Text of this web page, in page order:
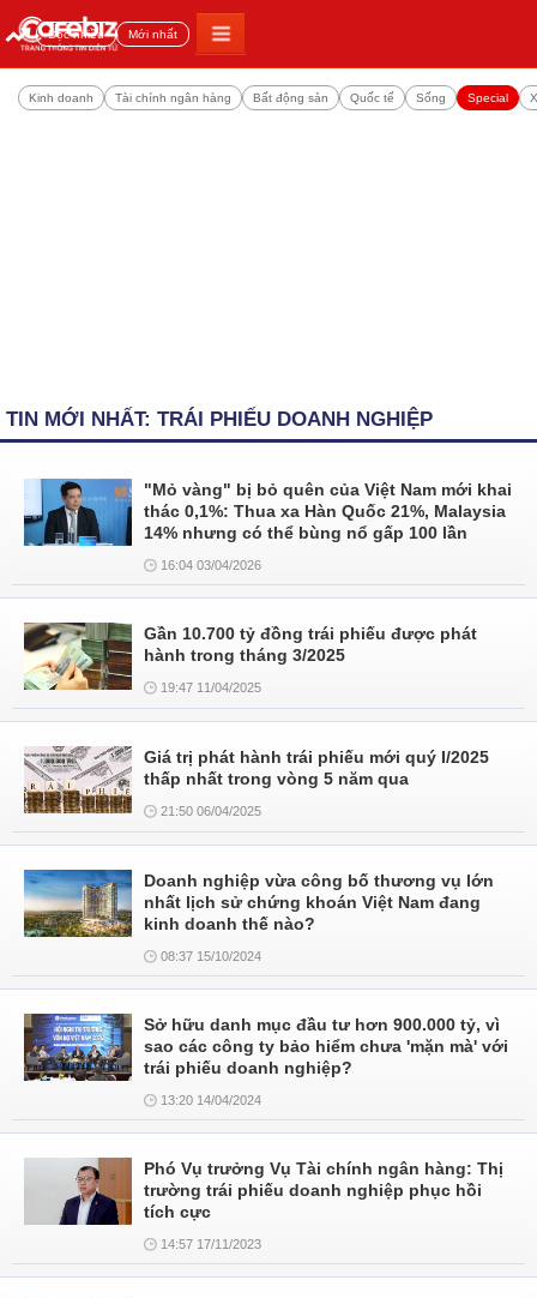
Đọc nhiều Mới nhất
Kinh doanh Tài chính ngân hàng Bất động sản Quốc tế Sống Special
TIN MỚI NHẤT: TRÁI PHIẾU DOANH NGHIỆP
"Mỏ vàng" bị bỏ quên của Việt Nam mới khai
thác 0,1%: Thua xa Hàn Quốc 21%, Malaysia
14% nhưng có thể bùng nổ gấp 100 lần
16:04 03/04/2026
Gần 10.700 tỷ đồng trái phiếu được phát
hành trong tháng 3/2025
19:47 11/04/2025
Giá trị phát hành trái phiếu mới quý I/2025
thấp nhất trong vòng 5 năm qua
21:50 06/04/2025
Doanh nghiệp vừa công bố thương vụ lớn
nhất lịch sử chứng khoán Việt Nam đang
kinh doanh thế nào?
08:37 15/10/2024
Sở hữu danh mục đầu tư hơn 900.000 tỷ, vì
sao các công ty bảo hiểm chưa 'mặn mà' với
trái phiếu doanh nghiệp?
13:20 14/04/2024
Phó Vụ trưởng Vụ Tài chính ngân hàng: Thị
trường trái phiếu doanh nghiệp phục hồi
tích cực
14:57 17/11/2023